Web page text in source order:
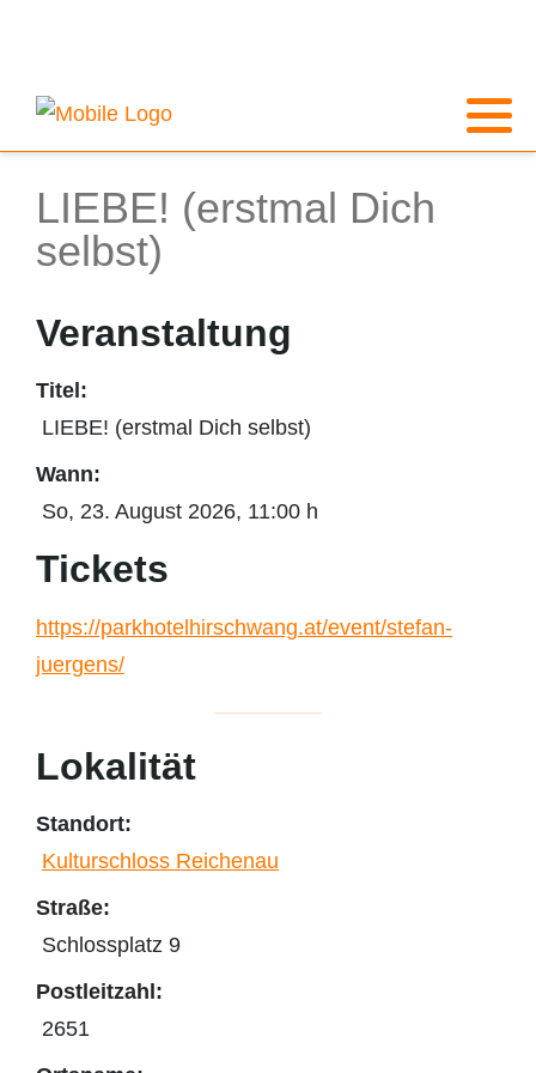
LIEBE! (erstmal Dich
selbst)
Veranstaltung
Titel:
LIEBE! (erstmal Dich selbst)
Wann:
So, 23. August 2026, 11:00 h
Tickets
https://parkhotelhirschwang.at/event/stefan-
juergens/
Lokalität
Standort:
Kulturschloss Reichenau
Straße:
Schlossplatz 9
Postleitzahl:
2651